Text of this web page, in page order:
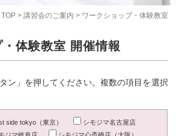
TOP> 講習会のご案内 > ワークショップ・体験教室
体験教室 開催情報
ン」を押してください。複数の項目を選択
side tokyo（東京）
シモジマ名古屋店